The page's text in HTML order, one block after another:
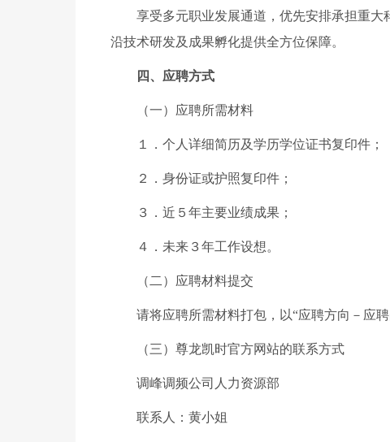
享受多元职业发展通道，优先安排承担重
沿技术研发及成果孵化提供全方位保障。
四、应聘方式
（一）应聘所需材料
１．个人详细简历及学历学位证书复印件；
２．身份证或护照复印件；
３．近５年主要业绩成果；
４．未来３年工作设想。
（二）应聘材料提交
请将应聘所需材料打包，以“应聘方向－应
（三）尊龙凯时官方网站的联系方式
调峰调频公司人力资源部
联系人：黄小姐